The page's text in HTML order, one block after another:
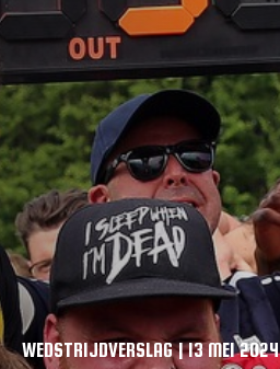
WEDSTRIJDVERSLAG | 13 MEI 2024